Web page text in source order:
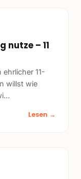
nutze – 11
11-
willst wie
…
Lesen →